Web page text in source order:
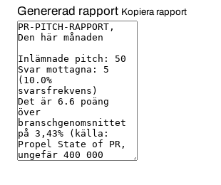
Genererad rapport Kopiera rapport